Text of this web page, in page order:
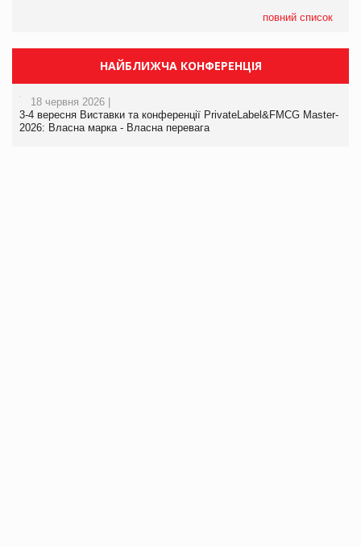
повний список
НАЙБЛИЖЧА КОНФЕРЕНЦІЯ
18 червня 2026 |
3-4 вересня Виставки та конференції PrivateLabel&FMCG Master-
2026: Власна марка - Власна перевага